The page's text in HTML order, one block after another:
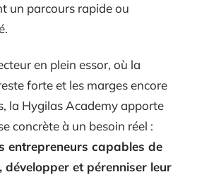
un parcours rapide ou
en plein essor, où la
forte et les marges encore
la Hygilas Academy apporte
concrète à un besoin réel :
entrepreneurs capables de
développer et pérenniser leur